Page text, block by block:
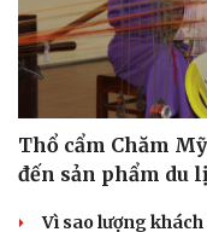
Thổ cẩm Chăm
đến sản phẩm du
Vì sao lượng